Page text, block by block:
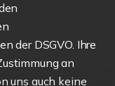
der DSGVO. Ihre
an
uns auch keine